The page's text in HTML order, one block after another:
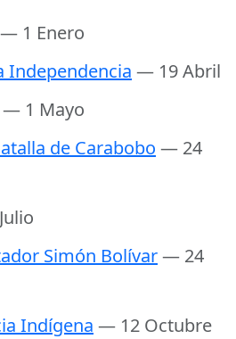
— 1 Enero
Independencia — 19 Abril
— 1 Mayo
de Carabobo — 24
Simón Bolívar— 24
Indígena — 12 Octubre